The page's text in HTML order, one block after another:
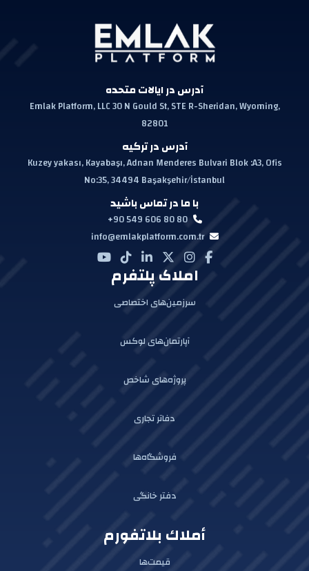
آدرس در ایالات متحده
Emlak Platform, LLC 30 N Gould St, STE R-Sheridan, Wyoming,
82801
آدرس در ترکیه
Kuzey yakası, Kayabaşı, Adnan Menderes Bulvari Blok :A3, Ofis
No:35, 34494 Başakşehir/İstanbul
با ما در تماس باشید
+90 549 606 80 80
info@emlakplatform.com.tr
املاک پلتفرم
سرزمین‌های اختصاصی
آپارتمان‌های لوکس
پروژه‌های شاخص
دفاتر تجاری
فروشگاه‌ها
دفتر خانگی
أملاك بلاتفورم
قیمت‌ها